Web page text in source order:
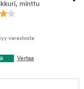
minttu
varastosta
Vertaa